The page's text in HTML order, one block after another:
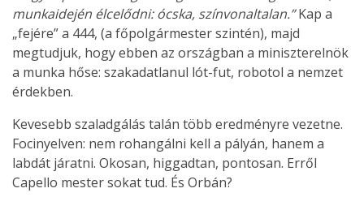
munkaidején élcelődni: ócska, színvonaltalan.”Kap a
„fejére” a 444, (a főpolgármester szintén), majd
megtudjuk, hogy ebben az országban a miniszterelnök
a munka hőse: szakadatlanul lót-fut, robotol a nemzet
érdekben.
Kevesebb szaladgálás talán több eredményre vezetne.
Focinyelven: nem rohangálni kell a pályán, hanem a
labdát járatni. Okosan, higgadtan, pontosan. Erről
Capello mester sokat tud. És Orbán?